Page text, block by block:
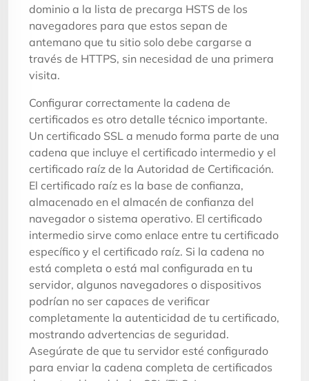
dominio a la lista de precarga HSTS de los
navegadores para que estos sepan de
antemano que tu sitio solo debe cargarse a
través de HTTPS, sin necesidad de una primera
visita.
Configurar correctamente la cadena de
certificados es otro detalle técnico importante.
Un certificado SSL a menudo forma parte de una
cadena que incluye el certificado intermedio y el
certificado raíz de la Autoridad de Certificación.
El certificado raíz es la base de confianza,
almacenado en el almacén de confianza del
navegador o sistema operativo. El certificado
intermedio sirve como enlace entre tu certificado
específico y el certificado raíz. Si la cadena no
está completa o está mal configurada en tu
servidor, algunos navegadores o dispositivos
podrían no ser capaces de verificar
completamente la autenticidad de tu certificado,
mostrando advertencias de seguridad.
Asegúrate de que tu servidor esté configurado
para enviar la cadena completa de certificados